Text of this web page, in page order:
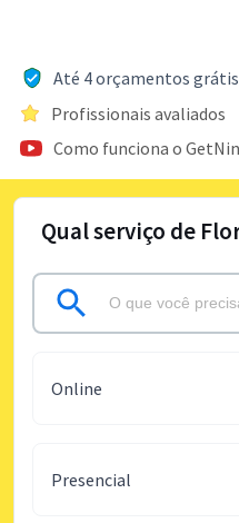
Até 4 orçamentos
Profissionais avaliados
Como funciona o
Qual serviço de
Online
Presencial